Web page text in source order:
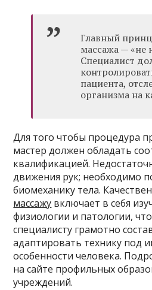
Главный
массажа — «не
Специалист
пациента,
организма на
Для того чтобы процедура
мастер должен обладать
квалификацией.
движения рук; необходимо
биомеханику тела.
массажу включает в себя
физиологии и патологии,
специалисту грамотно
адаптировать технику под
особенности человека.
на сайте профильных
учреждений.